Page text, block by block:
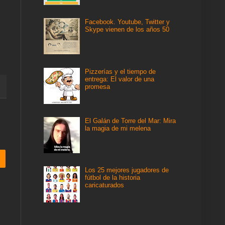
Facebook. Youtube, Twitter y
Skype vienen de los años 50
Pizzerías y el tiempo de
entrega: El valor de una
promesa
El Galán de Torre del Mar: Mira
la magia de mi melena
Los 25 mejores jugadores de
fútbol de la historia
caricaturados